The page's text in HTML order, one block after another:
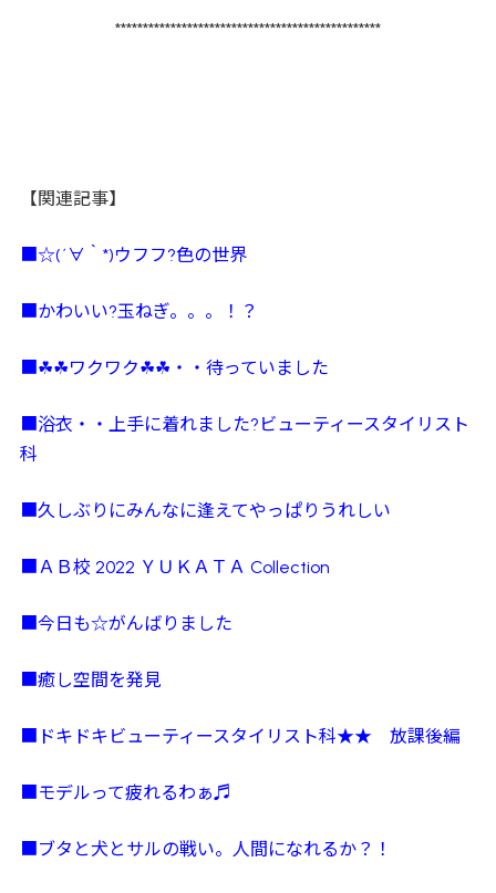
************************************************
【関連記事】
■☆(´∀｀*)ウフフ?色の世界
■かわいい?玉ねぎ。。。！？
■☘☘ワクワク☘☘・・待っていました
■浴衣・・上手に着れました?ビューティースタイリスト
科
■久しぶりにみんなに逢えてやっぱりうれしい
■ＡＢ校 2022 ＹＵＫＡＴＡ Collection
■今日も☆がんばりました
■癒し空間を発見
■ドキドキビューティースタイリスト科★★ 放課後編
■モデルって疲れるわぁ♬
■ブタと犬とサルの戦い。人間になれるか？！